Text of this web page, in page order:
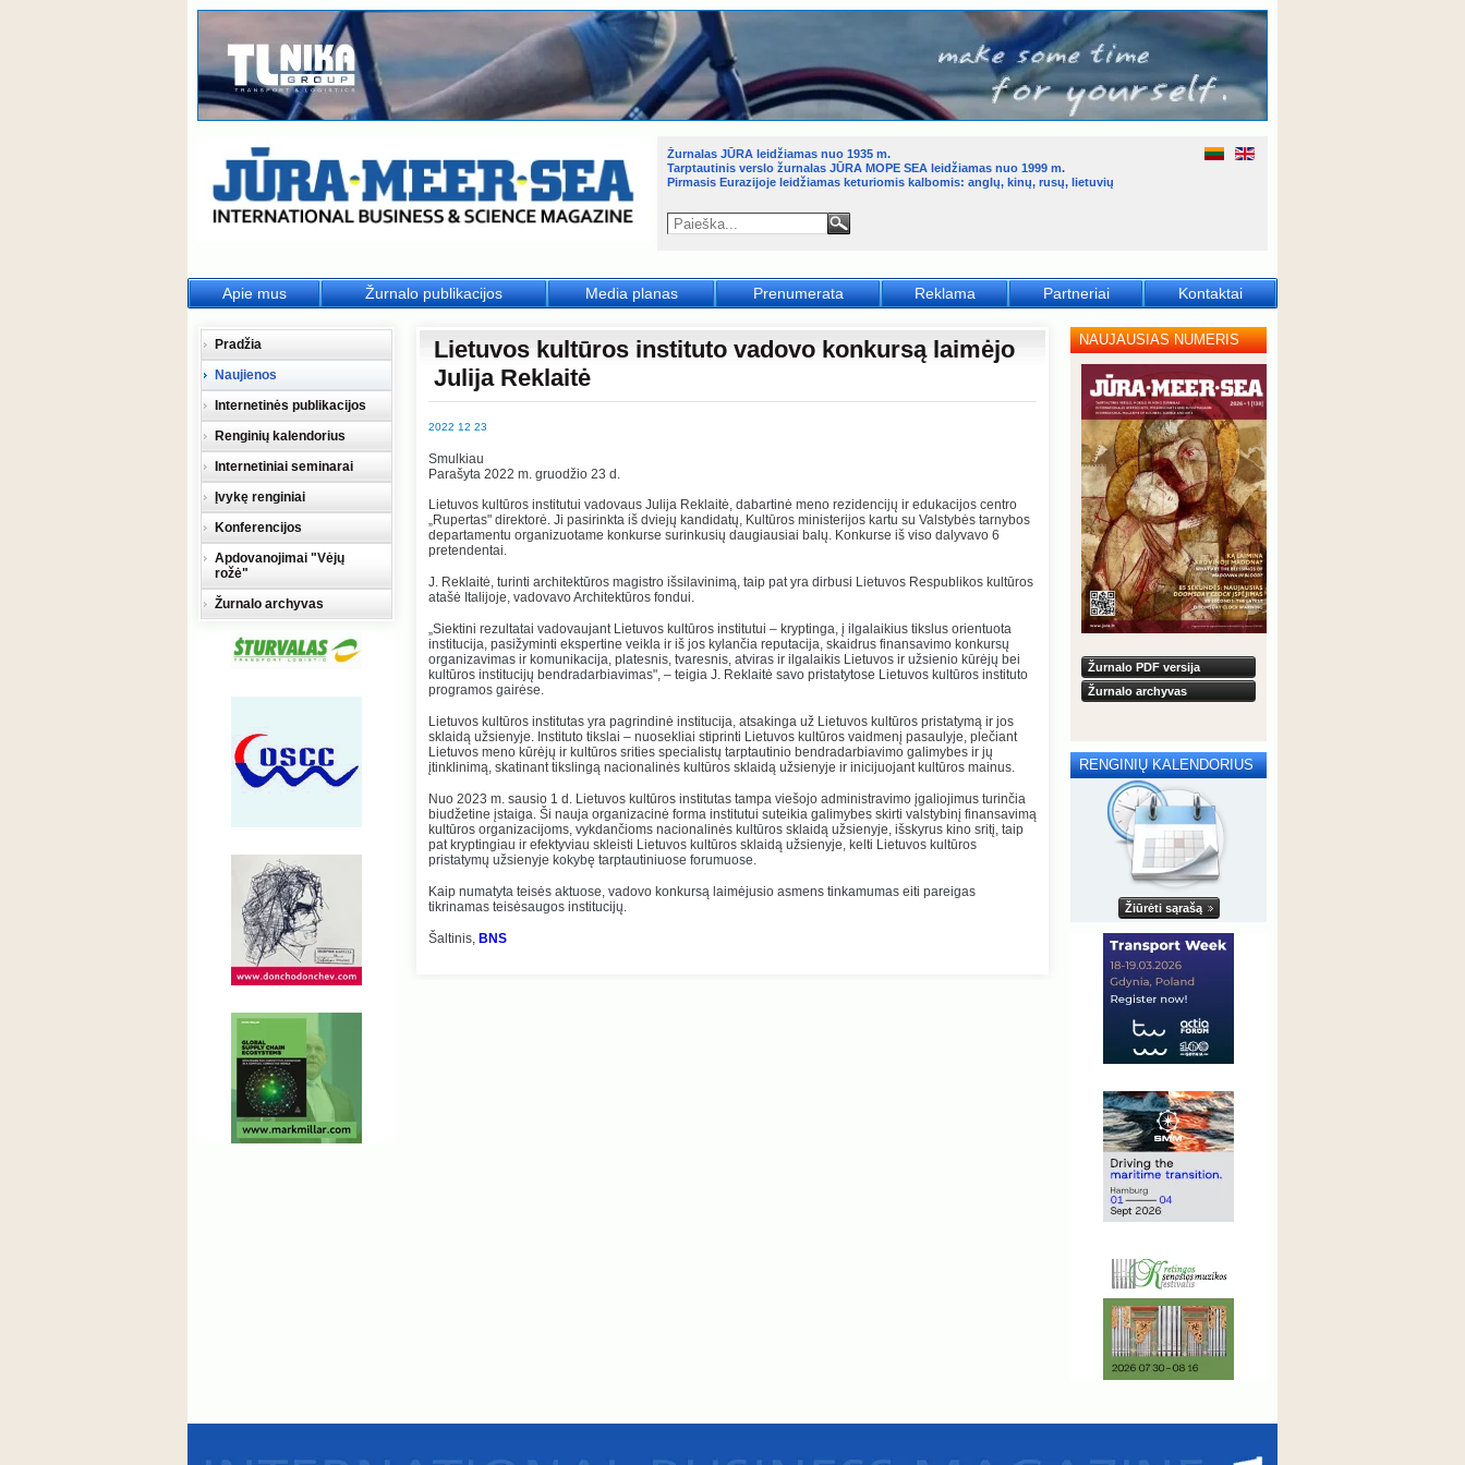
Lietuvos kultūros instituto vadovo konkursą laimėjo
Julija Reklaitė
2022 12 23
Smulkiau
Parašyta 2022 m. gruodžio 23 d.
Lietuvos kultūros institutui vadovaus Julija Reklaitė, dabartinė meno rezidencijų ir edukacijos centro
„Rupertas" direktorė. Ji pasirinkta iš dviejų kandidatų, Kultūros ministerijos kartu su Valstybės tarnybos
departamentu organizuotame konkurse surinkusių daugiausiai balų. Konkurse iš viso dalyvavo 6
pretendentai.
J. Reklaitė, turinti architektūros magistro išsilavinimą, taip pat yra dirbusi Lietuvos Respublikos kultūros
atašė Italijoje, vadovavo Architektūros fondui.
„Siektini rezultatai vadovaujant Lietuvos kultūros institutui – kryptinga, į ilgalaikius tikslus orientuota
institucija, pasižyminti ekspertine veikla ir iš jos kylančia reputacija, skaidrus finansavimo konkursų
organizavimas ir komunikacija, platesnis, tvaresnis, atviras ir ilgalaikis Lietuvos ir užsienio kūrėjų bei
kultūros institucijų bendradarbiavimas", – teigia J. Reklaitė savo pristatytose Lietuvos kultūros instituto
programos gairėse.
Lietuvos kultūros institutas yra pagrindinė institucija, atsakinga už Lietuvos kultūros pristatymą ir jos
sklaidą užsienyje. Instituto tikslai – nuosekliai stiprinti Lietuvos kultūros vaidmenį pasaulyje, plečiant
Lietuvos meno kūrėjų ir kultūros srities specialistų tarptautinio bendradarbiavimo galimybes ir jų
įtinklinimą, skatinant tikslingą nacionalinės kultūros sklaidą užsienyje ir inicijuojant kultūros mainus.
Nuo 2023 m. sausio 1 d. Lietuvos kultūros institutas tampa viešojo administravimo įgaliojimus turinčia
biudžetine įstaiga. Ši nauja organizacinė forma institutui suteikia galimybes skirti valstybinį finansavimą
kultūros organizacijoms, vykdančioms nacionalinės kultūros sklaidą užsienyje, išskyrus kino sritį, taip
pat kryptingiau ir efektyviau skleisti Lietuvos kultūros sklaidą užsienyje, kelti Lietuvos kultūros
pristatymų užsienyje kokybę tarptautiniuose forumuose.
Kaip numatyta teisės aktuose, vadovo konkursą laimėjusio asmens tinkamumas eiti pareigas
tikrinamas teisėsaugos institucijų.
Šaltinis, BNS
Pradžia
Naujienos
Internetinės publikacijos
Renginių kalendorius
Internetiniai seminarai
Įvykę renginiai
Konferencijos
Apdovanojimai "Vėjų
rožė"
Žurnalo archyvas
NAUJAUSIAS NUMERIS
Žurnalo PDF versija
Žurnalo archyvas
RENGINIŲ KALENDORIUS
Žiūrėti sąrašą
Apie mus Žurnalo publikacijos Media planas Prenumerata Reklama Partneriai Kontaktai
Žurnalas JŪRA leidžiamas nuo 1935 m.
Tarptautinis verslo žurnalas JŪRA MOPE SEA leidžiamas nuo 1999 m.
Pirmasis Eurazijoje leidžiamas keturiomis kalbomis: anglų, kinų, rusų, lietuvių